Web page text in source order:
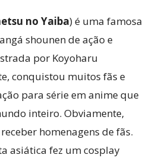
no Yaiba) é uma famosa
shounen de ação e
por Koyoharu
conquistou muitos fãs e
para série em anime que
inteiro. Obviamente,
homenagens de fãs.
asiática fez um cosplay